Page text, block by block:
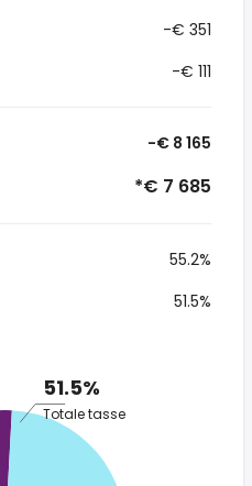
-€ 351
-€ 111
-€ 8 165
*€ 7 685
55.2%
51.5%
51.5%
Totale tasse